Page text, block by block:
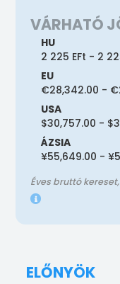
VÁRHATÓ
HU
2 225 EFt - 2
EU
€28,342.00 -
USA
$30,757.00 -
ÁZSIA
¥55,649.00 -
Éves bruttó
ELŐNYÖK